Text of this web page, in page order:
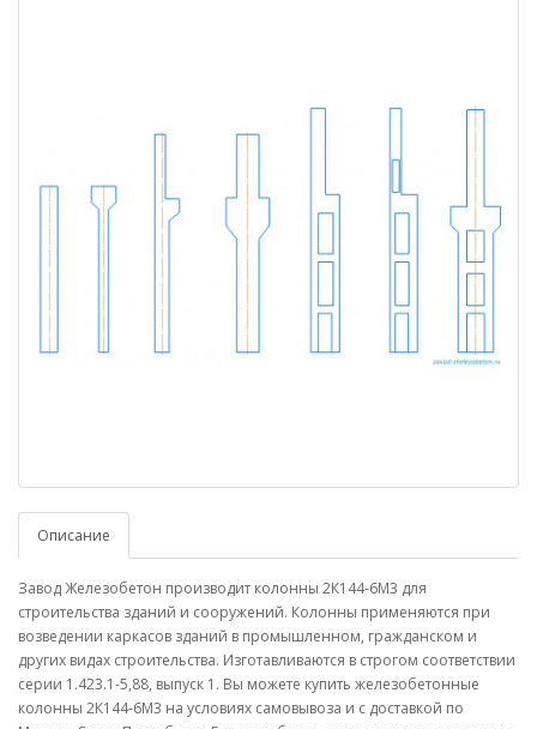
Описание
Завод Железобетон производит колонны 2К144-6М3 для
строительства зданий и сооружений. Колонны применяются при
возведении каркасов зданий в промышленном, гражданском и
других видах строительства. Изготавливаются в строгом соответствии
серии 1.423.1-5,88, выпуск 1. Вы можете купить железобетонные
колонны 2К144-6М3 на условиях самовывоза и с доставкой по